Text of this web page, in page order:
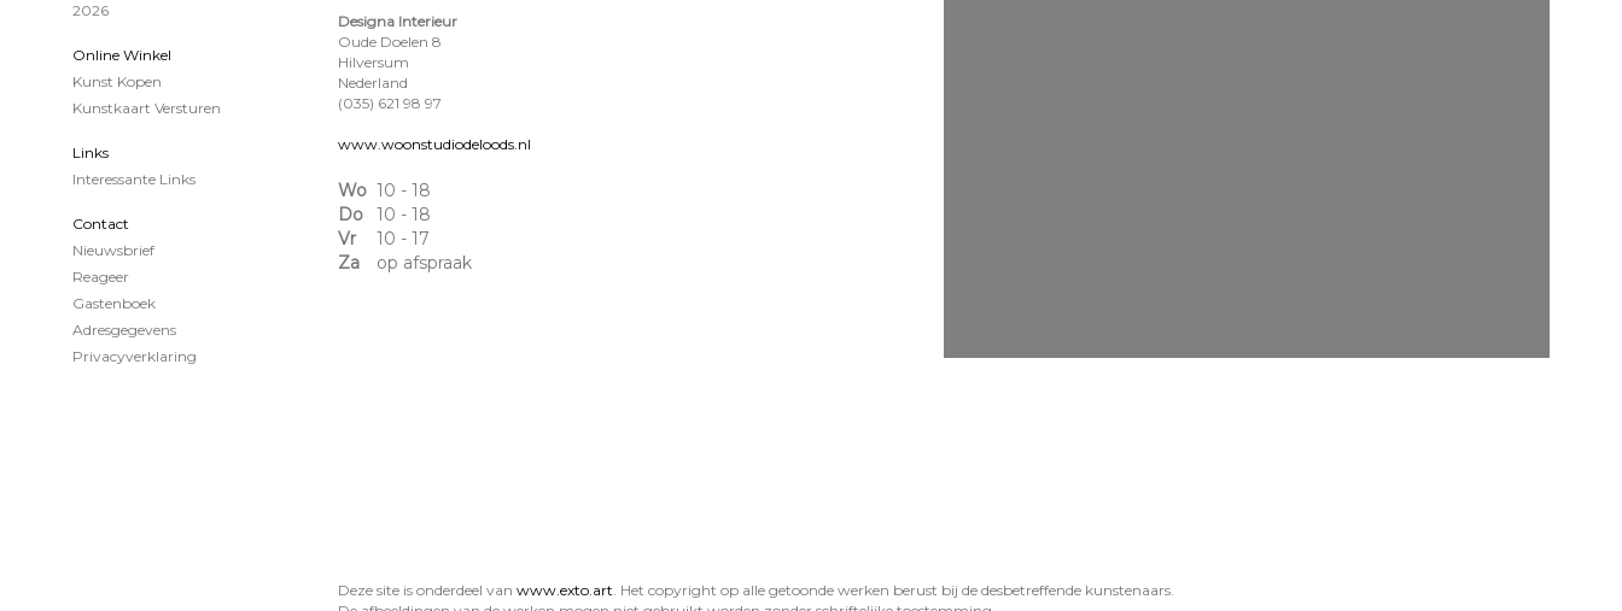
Designa Interieur
Oude Doelen 8
Hilversum
Nederland
(035) 621 98 97
www.woonstudiodeloods.nl
Wo 10 - 18
Do
10 - 18
Vr
10 - 17
Za
op afspraak
2026
Online Winkel
Kunst Kopen
Kunstkaart Versturen
Links
Interessante Links
Contact
Nieuwsbrief
Reageer
Gastenboek
Adresgegevens
Privacyverklaring
Deze site is onderdeel van www.exto.art. Het copyright op alle getoonde werken berust bij de desbetreffende kunstenaars.